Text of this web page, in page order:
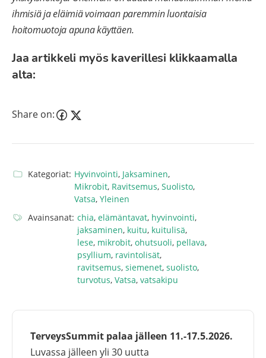
ihmisiä ja eläimiä voimaan paremmin luontaisia
hoitomuotoja apuna käyttäen.
Jaa artikkeli myös kaverillesi klikkaamalla
alta:
Share on:
Kategoriat: Hyvinvointi, Jaksaminen,
Mikrobit, Ravitsemus, Suolisto,
Vatsa, Yleinen
Avainsanat: chia, elämäntavat, hyvinvointi,
jaksaminen, kuitu, kuitulisä,
lese, mikrobit, ohutsuoli, pellava,
psyllium, ravintolisät,
ravitsemus, siemenet, suolisto,
turvotus, Vatsa, vatsakipu
TerveysSummit palaa jälleen 11.-17.5.2026.
Luvassa jälleen yli 30 uutta